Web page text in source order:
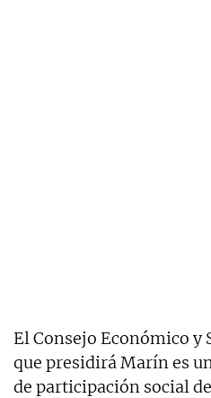
El Consejo Económico y
que presidirá Marín es
de participación social